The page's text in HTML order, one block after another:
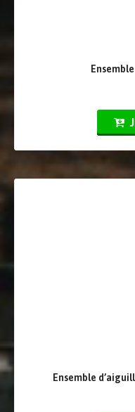
Ensemble